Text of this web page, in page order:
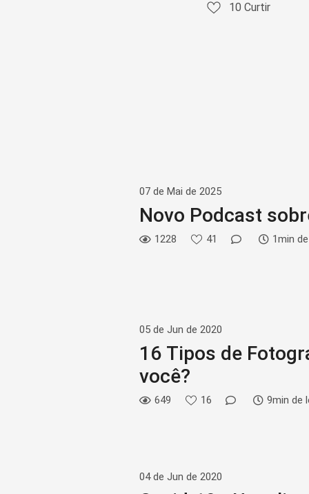
10 Curtir
07 de Mai de 2025
Novo Podcast
1228 41 1min
05 de Jun de 2020
16 Tipos de
você?
649 16 9min de
04 de Jun de 2020